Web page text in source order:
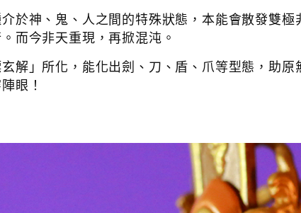
於神、鬼、人之間的特殊狀態，本能會散發雙
而今非天重現，再掀混沌。
解」所化，能化出劍、刀、盾、爪等型態，助
眼！